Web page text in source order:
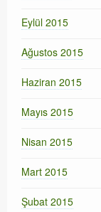
Eylül 2015
Ağustos 2015
Haziran 2015
Mayıs 2015
Nisan 2015
Mart 2015
Şubat 2015